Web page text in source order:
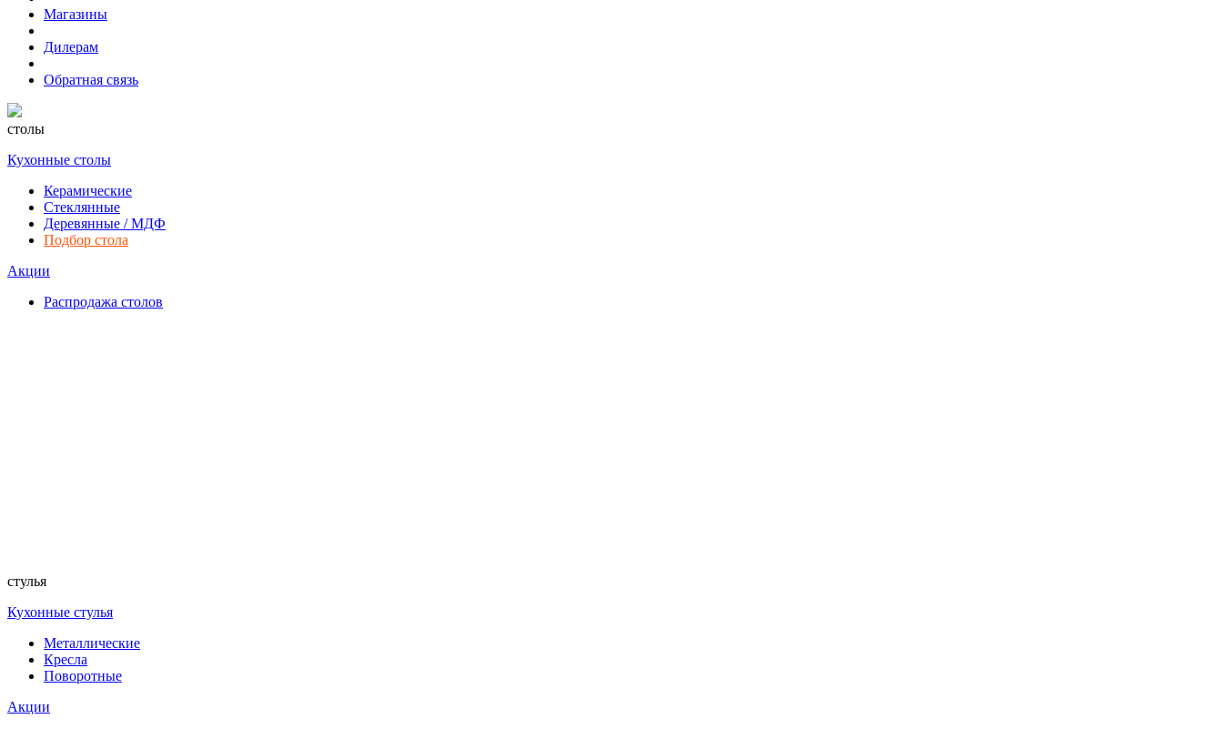
Магазины
Дилерам
Обратная связь
столы
Кухонные столы
Керамические
Стеклянные
Деревянные / МДФ
Подбор стола
Акции
Распродажа столов
стулья
Кухонные стулья
Металлические
Кресла
Поворотные
Акции